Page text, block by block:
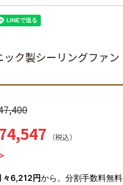
ック製シーリングファン
税込
々6,212円から。分割手数料無料